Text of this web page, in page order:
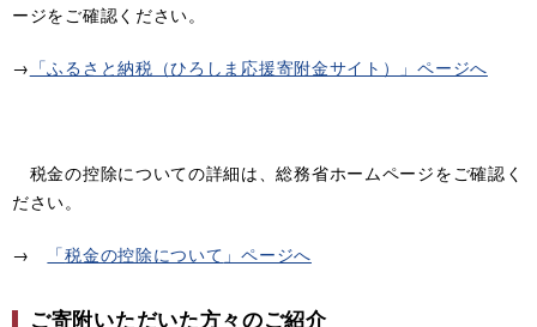
ージをご確認ください。
→ 「ふるさと納税（ひろしま応援寄附金サイト）」ページへ
税金の控除についての詳細は、総務省ホームページをご確認く
ださい。
→ 「税金の控除について 」ページへ
ご寄附いただいた方々のご紹介